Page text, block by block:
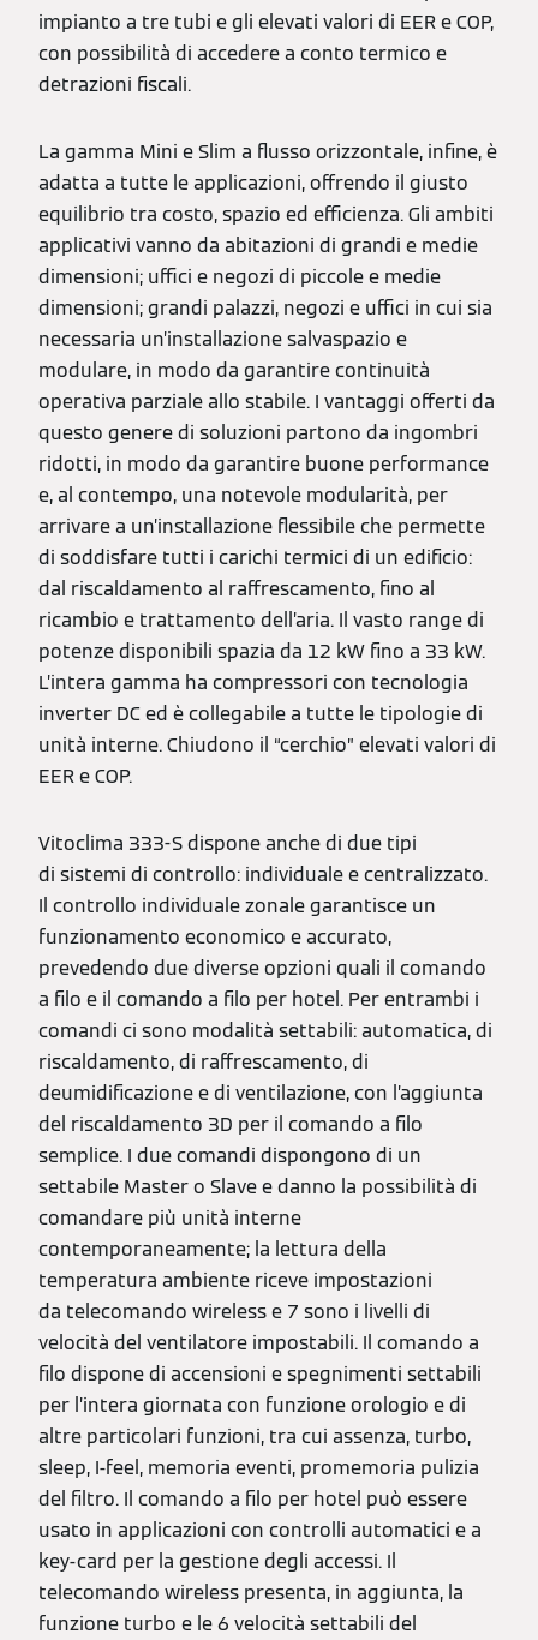
impianto a tre tubi e gli elevati valori di EER e COP,
con possibilità di accedere a conto termico e
detrazioni fiscali.
La gamma Mini e Slim a flusso orizzontale, infine, è
adatta a tutte le applicazioni, offrendo il giusto
equilibrio tra costo, spazio ed efficienza. Gli ambiti
applicativi vanno da abitazioni di grandi e medie
dimensioni; uffici e negozi di piccole e medie
dimensioni; grandi palazzi, negozi e uffici in cui sia
necessaria un’installazione salvaspazio e
modulare, in modo da garantire continuità
operativa parziale allo stabile. I vantaggi offerti da
questo genere di soluzioni partono da ingombri
ridotti, in modo da garantire buone performance
e, al contempo, una notevole modularità, per
arrivare a un’installazione flessibile che permette
di soddisfare tutti i carichi termici di un edificio:
dal riscaldamento al raffrescamento, fino al
ricambio e trattamento dell’aria. Il vasto range di
potenze disponibili spazia da 12 kW fino a 33 kW.
L’intera gamma ha compressori con tecnologia
inverter DC ed è collegabile a tutte le tipologie di
unità interne. Chiudono il “cerchio” elevati valori di
EER e COP.
Vitoclima 333-S dispone anche di due tipi
di sistemi di controllo: individuale e centralizzato.
Il controllo individuale zonale garantisce un
funzionamento economico e accurato,
prevedendo due diverse opzioni quali il comando
a filo e il comando a filo per hotel. Per entrambi i
comandi ci sono modalità settabili: automatica, di
riscaldamento, di raffrescamento, di
deumidificazione e di ventilazione, con l’aggiunta
del riscaldamento 3D per il comando a filo
semplice. I due comandi dispongono di un
settabile Master o Slave e danno la possibilità di
comandare più unità interne
contemporaneamente; la lettura della
temperatura ambiente riceve impostazioni
da telecomando wireless e 7 sono i livelli di
velocità del ventilatore impostabili. Il comando a
filo dispone di accensioni e spegnimenti settabili
per l’intera giornata con funzione orologio e di
altre particolari funzioni, tra cui assenza, turbo,
sleep, I-feel, memoria eventi, promemoria pulizia
del filtro. Il comando a filo per hotel può essere
usato in applicazioni con controlli automatici e a
key-card per la gestione degli accessi. Il
telecomando wireless presenta, in aggiunta, la
funzione turbo e le 6 velocità settabili del